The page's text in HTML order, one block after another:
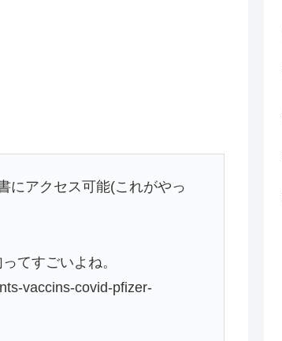
にアクセス可能(これがやっ
てすごいよね。
vaccins-covid-pfizer-